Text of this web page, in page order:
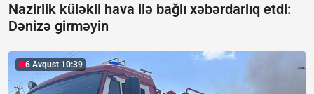
Nazirlik küləkli hava ilə bağlı xəbərdarlıq etdi:
Dənizə girməyin
6 Avqust 10:39